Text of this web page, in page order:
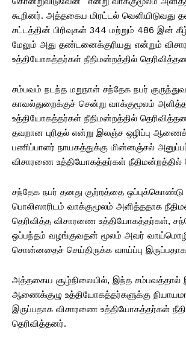
கூறினர். அத்தகைய மிரட்டல்
சட்டத்தின் பிரிவுகள் 344 மற்றும் 486 இன்
மேலும் அது தண்டனைக்குரியது என்றும்
உத்தியோகத்தர்கள் நீதிமன்றத்தில்
சம்பவம் நடந்த மறுநாள் சந்தேக நபர்
காவல்துறைக்குச் சென்று வாக்குமூலம்
உத்தியோகத்தர்கள் நீதிமன்றத்தில்
தவறான புரிதல் என்று இலஞ்ச ஒழிப்பு
பணிப்பாளர் நாயகத்துக்கு மின்னஞ்சல்
விசாரணை உத்தியோகத்தர்கள் நீதிமன்றத்தில்
சந்தேக நபர் தனது குற்றத்தை ஒப்புக்கொண்டு
பொலிஸாரிடம் வாக்குமூலம் அளித்ததாக
தெரிவித்த விசாரணை உத்தியோகத்தர்கள்,
ஒப்பந்தம் வழங்குவதன் மூலம் அவர்
சொன்னதைச் செய்திருக்க வாய்ப்பு
அத்தகைய சூழ்நிலையில், இந்த சம்பவத்தால்
ஆணைக்குழு உத்தியோகத்தர்களுக்கு
இருப்பதாக விசாரணை உத்தியோகத்தர்கள்
தெரிவித்தனர்.